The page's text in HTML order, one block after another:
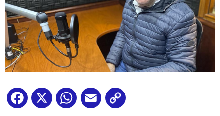
Facebook
X WhatsApp
Email